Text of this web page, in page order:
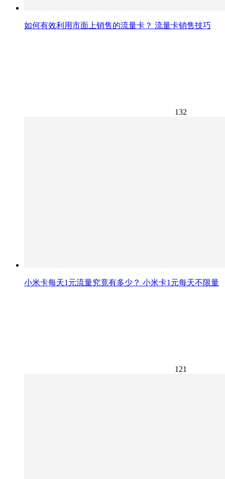
如何有效利用市面上销售的流量卡？ 流量卡销售技巧
132
小米卡每天1元流量究竟有多少？ 小米卡1元每天不限量
121